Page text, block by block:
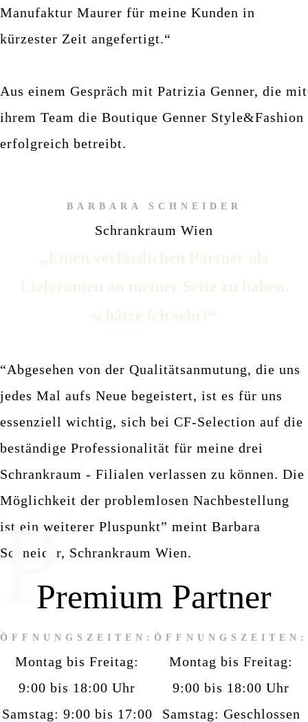
Manufaktur Maurer für meine Kunden in
kürzester Zeit angefertigt.“
Aus einem Gespräch mit Patrizia Genner, die mit
ihrem Team die Boutique Genner Style&Fashion
erfolgreich betreibt.
BARBARA SCHNEIDER
Schrankraum Wien
„Einen verlässlichen Partner als
Lieferanten an meiner Seite zu haben,
schätze ich sehr!“
“Abgesehen von der Qualitätsanmutung, die uns
jedes Mal aufs Neue begeistert, ist es für uns
essenziell wichtig, sich bei CF-Selection auf die
beständige Professionalität für meine drei
Schrankraum - Filialen verlassen zu können. Die
Möglichkeit der problemlosen Nachbestellung
ist ein weiterer Pluspunkt” meint Barbara
Schneider, Schrankraum Wien.
PPremium Partner
ÖFFNUNGSZEITEN:
Montag bis Freitag:
9:00 bis 18:00 Uhr
Samstag: 9:00 bis 17:00
ÖFFNUNGSZEITEN:
Montag bis Freitag:
9:00 bis 18:00 Uhr
Samstag: Geschlossen